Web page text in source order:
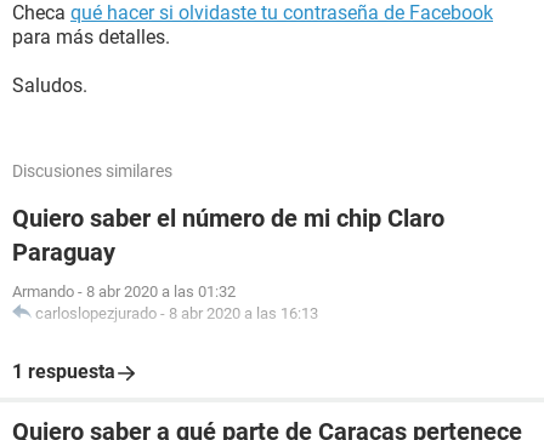
Checa qué hacer si olvidaste tu contraseña de Facebook
para más detalles.
Saludos.
Discusiones similares
Quiero saber el número de mi chip Claro
Paraguay
Armando - 8 abr 2020 a las 01:32
carloslopezjurado - 8 abr 2020 a las 16:13
1 respuesta
Quiero saber a qué parte de Caracas pertenece